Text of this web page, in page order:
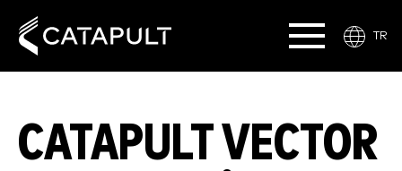
TR
CATAPULT VECTOR